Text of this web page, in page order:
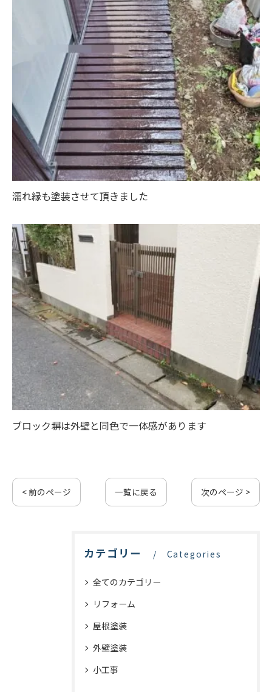
濡れ縁も塗装させて頂きました
ブロック塀は外壁と同色で一体感があります
< 前のページ 一覧に戻る 次のページ >
カテゴリー Categories
全てのカテゴリー
リフォーム
屋根塗装
外壁塗装
小工事